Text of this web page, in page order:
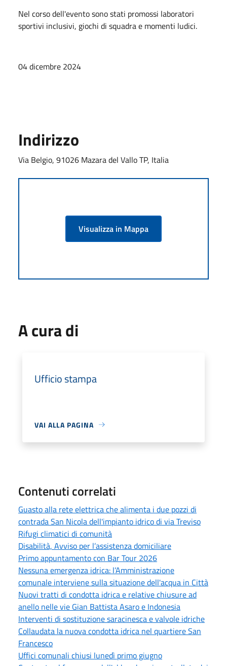
Nel corso dell'evento sono stati promossi laboratori
sportivi inclusivi, giochi di squadra e momenti ludici.
04 dicembre 2024
Indirizzo
Via Belgio, 91026 Mazara del Vallo TP, Italia
Visualizza in Mappa
A cura di
Ufficio stampa
VAI ALLA PAGINA
Contenuti correlati
Guasto alla rete elettrica che alimenta i due pozzi di
contrada San Nicola dell'impianto idrico di via Treviso
Rifugi climatici di comunità
Disabilità, Avviso per l’assistenza domiciliare
Primo appuntamento con Bar Tour 2026
Nessuna emergenza idrica: l’Amministrazione
comunale interviene sulla situazione dell'acqua in Città
Nuovi tratti di condotta idrica e relative chiusure ad
anello nelle vie Gian Battista Asaro e Indonesia
Interventi di sostituzione saracinesca e valvole idriche
Collaudata la nuova condotta idrica nel quartiere San
Francesco
Uffici comunali chiusi lunedì primo giugno